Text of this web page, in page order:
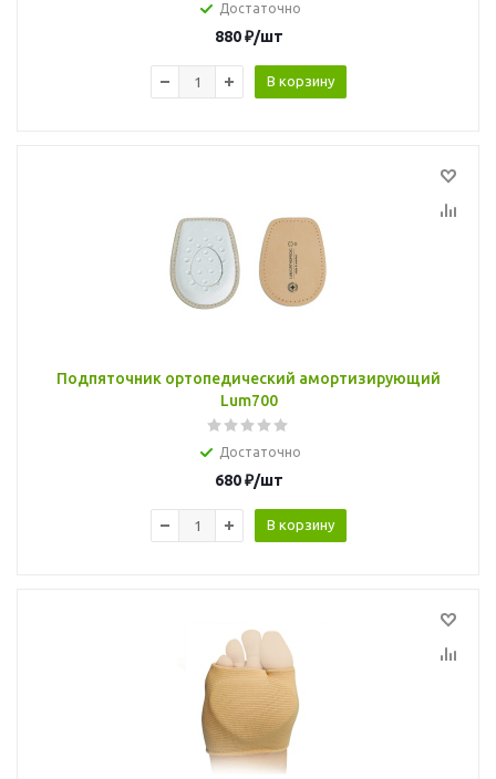
Достаточно
880₽/шт
В корзину
Подпяточник ортопедический амортизирующий
Lum700
Достаточно
680₽/шт
В корзину